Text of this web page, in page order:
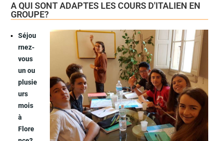
A QUI SONT ADAPTES LES COURS D'ITALIEN EN
GROUPE?
Séjou
rnez-
vous
un ou
plusie
urs
mois
à
Flore